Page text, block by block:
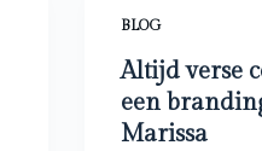
BLOG
Altijd verse
een
Marissa